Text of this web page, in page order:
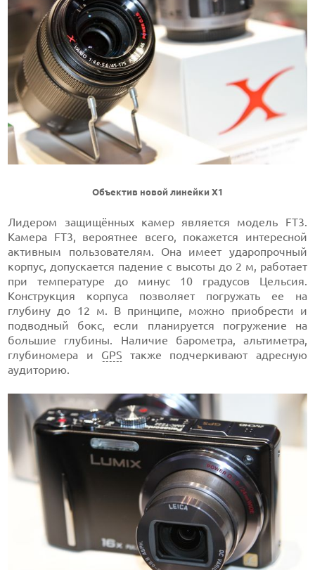
Объектив новой линейки Х1
Лидером защищённых камер является модель FT3.
Камера FT3, вероятнее всего, покажется интересной
активным пользователям. Она имеет ударопрочный
корпус, допускается падение с высоты до 2 м, работает
при температуре до минус 10 градусов Цельсия.
Конструкция корпуса позволяет погружать ее на
глубину до 12 м. В принципе, можно приобрести и
подводный бокс, если планируется погружение на
большие глубины. Наличие барометра, альтиметра,
глубиномера и GPS также подчеркивают адресную
аудиторию.